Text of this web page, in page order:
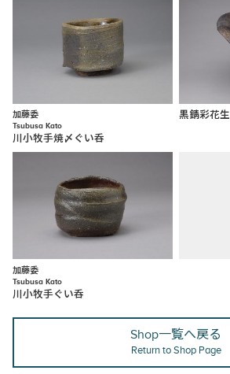
加藤委
Tsubusa Kato
川小牧手焼〆ぐい呑
黒錆彩花生
加藤委
Tsubusa Kato
川小牧手ぐい呑
Shop一覧へ戻る
Return to Shop Page